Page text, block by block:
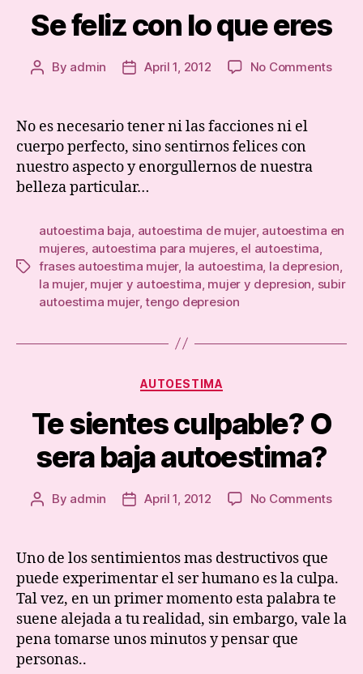
Se feliz con lo que eres
Post
By admin
PostApril 1, 2012 No Commentson
No es necesario tener ni las facciones ni el
cuerpo perfecto, sino sentirnos felices con
nuestro aspecto y enorgullernos de nuestra
belleza particular…
Tags
autoestima baja autoestima de mujer, autoestima en
mujeres autoestima para mujeres, el autoestima
frases autoestima mujer, la autoestima la depresion
la mujer, mujer y autoestima mujer y depresion subir
autoestima mujer,tengo depresion
Categories
AUTOESTIMA
Te sientes culpable? O
sera baja autoestima?
Post
By admin
PostApril 1, 2012 No Commentson
sera
baja
Uno de los sentimientos mas destructivos que
puede experimentar el ser humano es la culpa.
Tal vez, en un primer momento esta palabra te
suene alejada a tu realidad, sin embargo, vale la
pena tomarse unos minutos y pensar que
personas..